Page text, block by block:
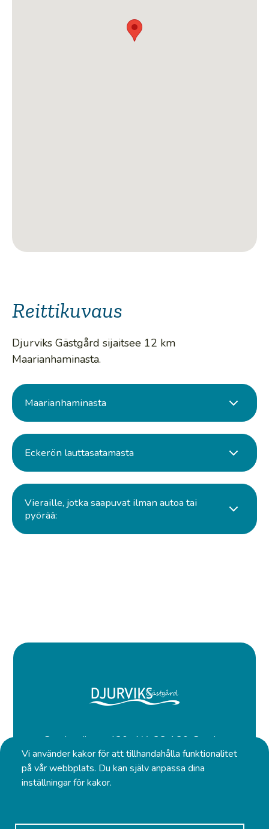
Reittikuvaus
Djurviks Gästgård sijaitsee 12 km
Maarianhaminasta.
Maarianhaminasta
Eckerön lauttasatamasta
Vieraille, jotka saapuvat ilman autoa tai
pyörää:
Gottbyvägen 420, AX-22 130 Gottby,
Åland
Puhelin:
S-posti:info@djurvik.ax
Vi använder kakor för att tillhandahålla funktionalitet
på vår webbplats. Du kan själv anpassa dina
inställningar för kakor.